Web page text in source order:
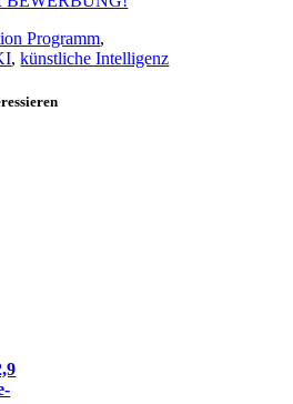
Programm,
,künstliche Intelligenz